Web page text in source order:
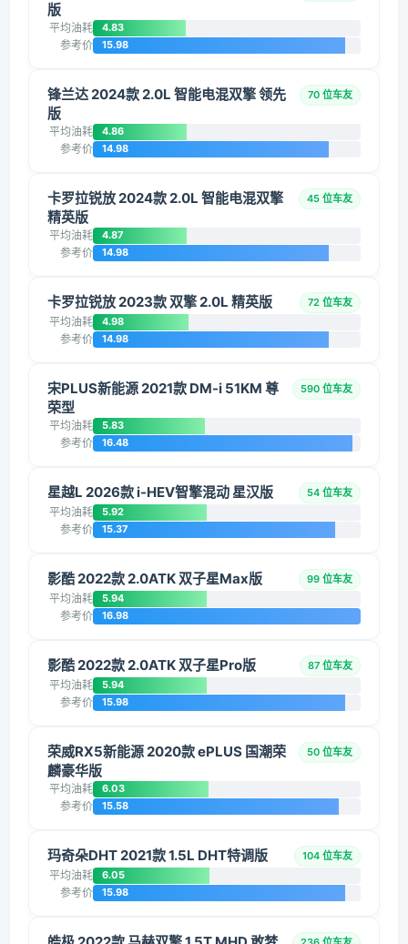
版
平均油耗 4.83
参考价 15.98
锋兰达 2024款 2.0L 智能电混双擎 领先
版
70 位车友
平均油耗 4.86
参考价 14.98
卡罗拉锐放 2024款 2.0L 智能电混双擎
精英版
45 位车友
平均油耗 4.87
参考价 14.98
卡罗拉锐放 2023款 双擎 2.0L 精英版 72 位车友
平均油耗 4.98
参考价 14.98
宋PLUS新能源 2021款 DM-i 51KM 尊
荣型
590 位车友
平均油耗 5.83
参考价 16.48
星越L 2026款 i-HEV智擎混动 星汉版 54 位车友
平均油耗 5.92
参考价 15.37
影酷 2022款 2.0ATK 双子星Max版 99 位车友
平均油耗 5.94
参考价 16.98
影酷 2022款 2.0ATK 双子星Pro版 87 位车友
平均油耗 5.94
参考价 15.98
荣威RX5新能源 2020款 ePLUS 国潮荣
麟豪华版
50 位车友
平均油耗 6.03
参考价 15.58
玛奇朵DHT 2021款 1.5L DHT特调版 104 位车友
平均油耗 6.05
参考价 15.98